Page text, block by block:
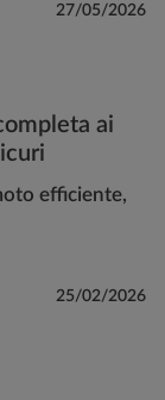
27/05/2026
ai
efficiente,
25/02/2026